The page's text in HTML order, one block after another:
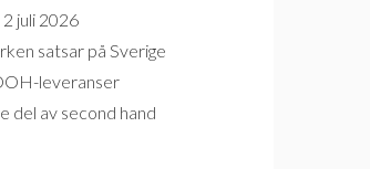
juli 2026
satsar på Sverige
leveranser
del av second hand